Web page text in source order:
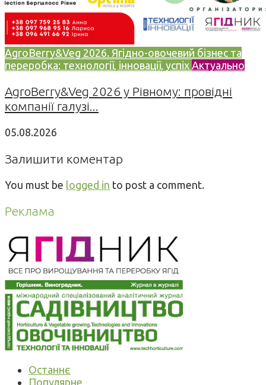
AgroBerry&Veg 2026. Ягідно-овочевий бізнес та
переробка: технології, інновації, успіх Актуально
AgroBerry&Veg 2026 у Рівному: провідні
компанії галузі...
05.08.2026
Залишити коментар
You must be logged in to post a comment.
Реклама
Останнє
Популярне